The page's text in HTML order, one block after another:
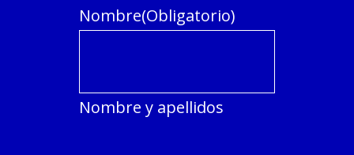
Nombre(Obligatorio)
Nombre y apellidos